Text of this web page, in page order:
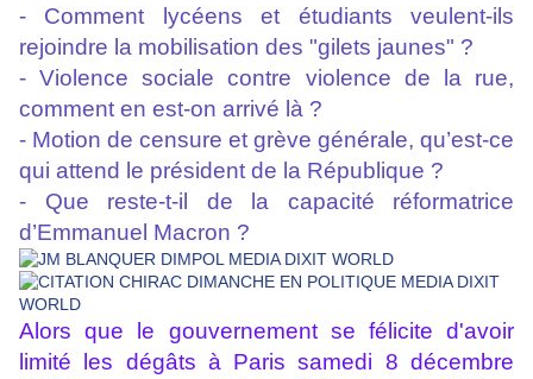
- Comment lycéens et étudiants veulent-ils
rejoindre la mobilisation des "gilets jaunes" ?
- Violence sociale contre violence de la rue,
comment en est-on arrivé là ?
- Motion de censure et grève générale, qu’est-ce
qui attend le président de la République ?
- Que reste-t-il de la capacité réformatrice
d’Emmanuel Macron ?
Alors que le gouvernement se félicite d'avoir
limité les dégâts à Paris samedi 8 décembre